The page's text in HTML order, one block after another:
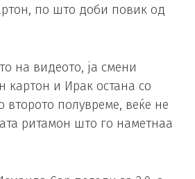
по што доби повик од
на видеото, ја смени
картон и Ирак остана со
второто полувреме, веќе не
ритамон што го наметнаа